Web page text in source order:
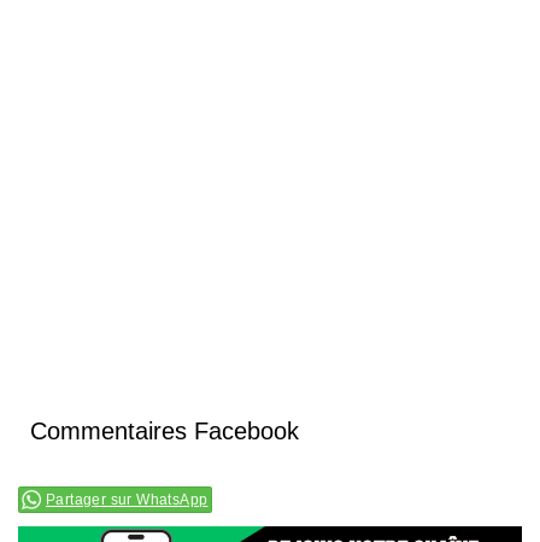
Commentaires Facebook
Partager sur WhatsApp